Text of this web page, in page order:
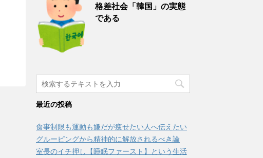
格差社会「韓国」の実態
である
最近の投稿
食事制限も運動も嫌だが痩せたい人へ伝えたい
グルーピングから精神的に解放されるべき論
室長のイチ押し【睡眠ファースト】という生活